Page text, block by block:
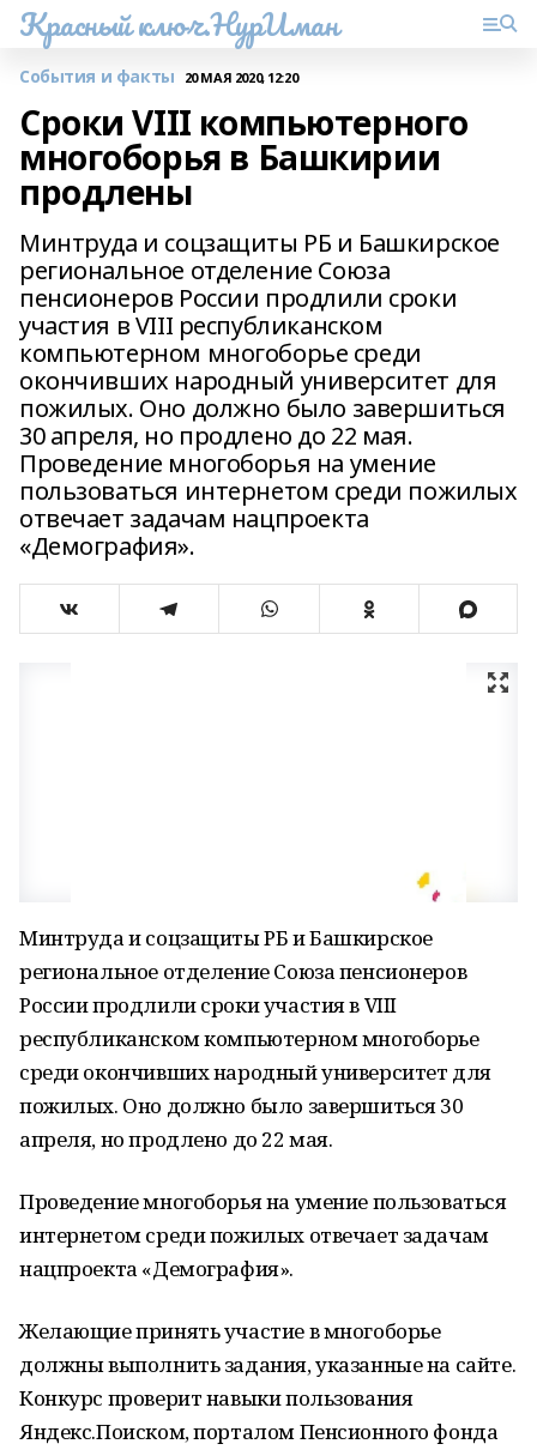
Красный ключ.НурИман
События и факты 20 МАЯ 2020, 12:20
Сроки VIII компьютерного
многоборья в Башкирии
продлены
Минтруда и соцзащиты РБ и Башкирское
региональное отделение Союза
пенсионеров России продлили сроки
участия в VIII республиканском
компьютерном многоборье среди
окончивших народный университет для
пожилых. Оно должно было завершиться
30 апреля, но продлено до 22 мая.
Проведение многоборья на умение
пользоваться интернетом среди пожилых
отвечает задачам нацпроекта
«Демография».
Минтруда и соцзащиты РБ и Башкирское
региональное отделение Союза пенсионеров
России продлили сроки участия в VIII
республиканском компьютерном многоборье
среди окончивших народный университет для
пожилых. Оно должно было завершиться 30
апреля, но продлено до 22 мая.
Проведение многоборья на умение пользоваться
интернетом среди пожилых отвечает задачам
нацпроекта «Демография».
Желающие принять участие в многоборье
должны выполнить задания, указанные на сайте.
Конкурс проверит навыки пользования
Яндекс.Поиском, порталом Пенсионного фонда